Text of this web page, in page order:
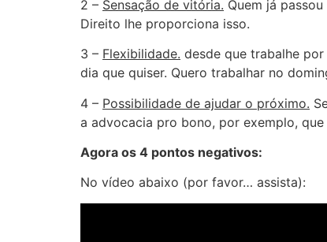
2 – Sensação de vitória. Quem já
Direito lhe proporciona isso.
3 – Flexibilidade. desde que trabalhe
dia que quiser. Quero trabalhar no
4 – Possibilidade de ajudar o próximo.
a advocacia pro bono, por exemplo,
Agora os 4 pontos negativos:
No vídeo abaixo (por favor… assista):